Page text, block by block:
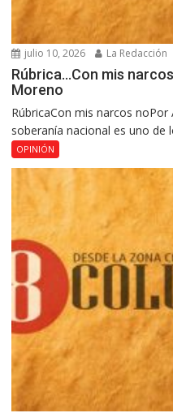
julio 10, 2026 La Redacción
Rúbrica…Con mis
Moreno
RúbricaCon mis narcos
soberanía nacional es uno de
OPINIÓN